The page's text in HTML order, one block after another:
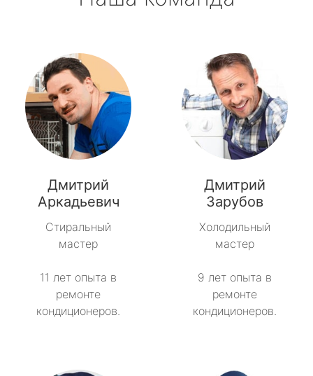
Дмитрий
Аркадьевич
Стиральный
мастер
11 лет опыта в
ремонте
кондиционеров.
Дмитрий
Зарубов
Холодильный
мастер
9 лет опыта в
ремонте
кондиционеров.